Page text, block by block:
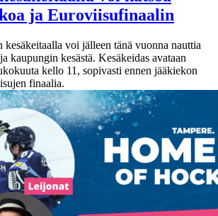
ja Euroviisufinaalin
kesäkeitaalla voi jälleen tänä vuonna nauttia
kaupungin kesästä. Kesäkeidas avataan
kello 11, sopivasti ennen jääkiekon
finaalia.